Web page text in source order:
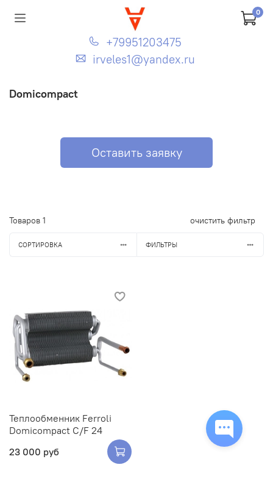
0
+79951203475
irveles1@yandex.ru
Domicompact
Оставить заявку
Товаров 1 очистить фильтр
СОРТИРОВКА ФИЛЬТРЫ
Теплообменник Ferroli
Domicompact C/F 24
23 000 руб